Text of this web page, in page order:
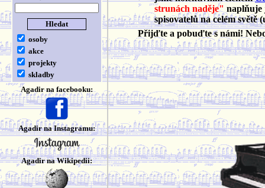
osoby
akce
projekty
skladby
Agadir na facebooku:
Agadir na Instagramu:
Agadir na Wikipedii:
strunách naděje" naplňuje
spisovatelů na celém světě
Přijďte a pobuďte s námi!